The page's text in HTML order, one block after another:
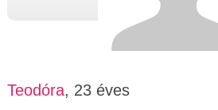
Teodóra, 23 éves